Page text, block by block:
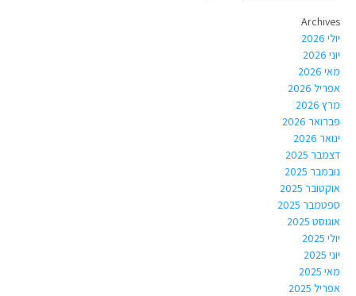
Archives
יולי 2026
יוני 2026
מאי 2026
אפריל 2026
מרץ 2026
פברואר 2026
ינואר 2026
דצמבר 2025
נובמבר 2025
אוקטובר 2025
ספטמבר 2025
אוגוסט 2025
יולי 2025
יוני 2025
מאי 2025
אפריל 2025